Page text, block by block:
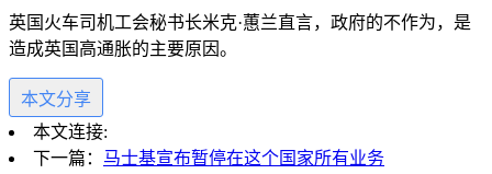
英国火车司机工会秘书长米克·蕙兰直言，政府的不作为，是
造成英国高通胀的主要原因。
本文分享
本文连接:
下一篇： 马士基宣布暂停在这个国家所有业务